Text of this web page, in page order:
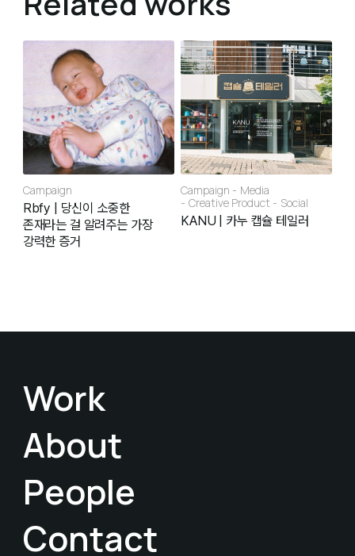
Campaign
Rbfy | 당신이 소중한
존재라는 걸 알려주는 가장
강력한 증거
Campaign
Media
Creative Product
Social
KANU | 카누 캡슐 테일러
Work
About
People
Contact